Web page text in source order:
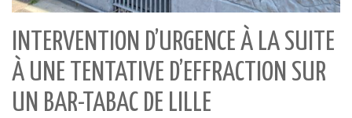
INTERVENTION D’URGENCE À LA SUITE
À UNE TENTATIVE D’EFFRACTION SUR
UN BAR-TABAC DE LILLE